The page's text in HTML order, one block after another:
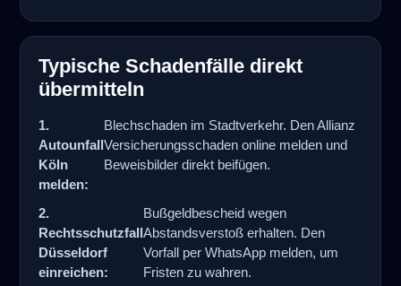
Typische Schadenfälle direkt
übermitteln
1.
Autounfall
Köln
melden:
Blechschaden im Stadtverkehr. Den Allianz
Versicherungsschaden online melden und
Beweisbilder direkt beifügen.
2.
Rechtsschutzfall
Düsseldorf
einreichen:
Bußgeldbescheid wegen
Abstandsverstoß erhalten. Den
Vorfall per WhatsApp melden, um
Fristen zu wahren.